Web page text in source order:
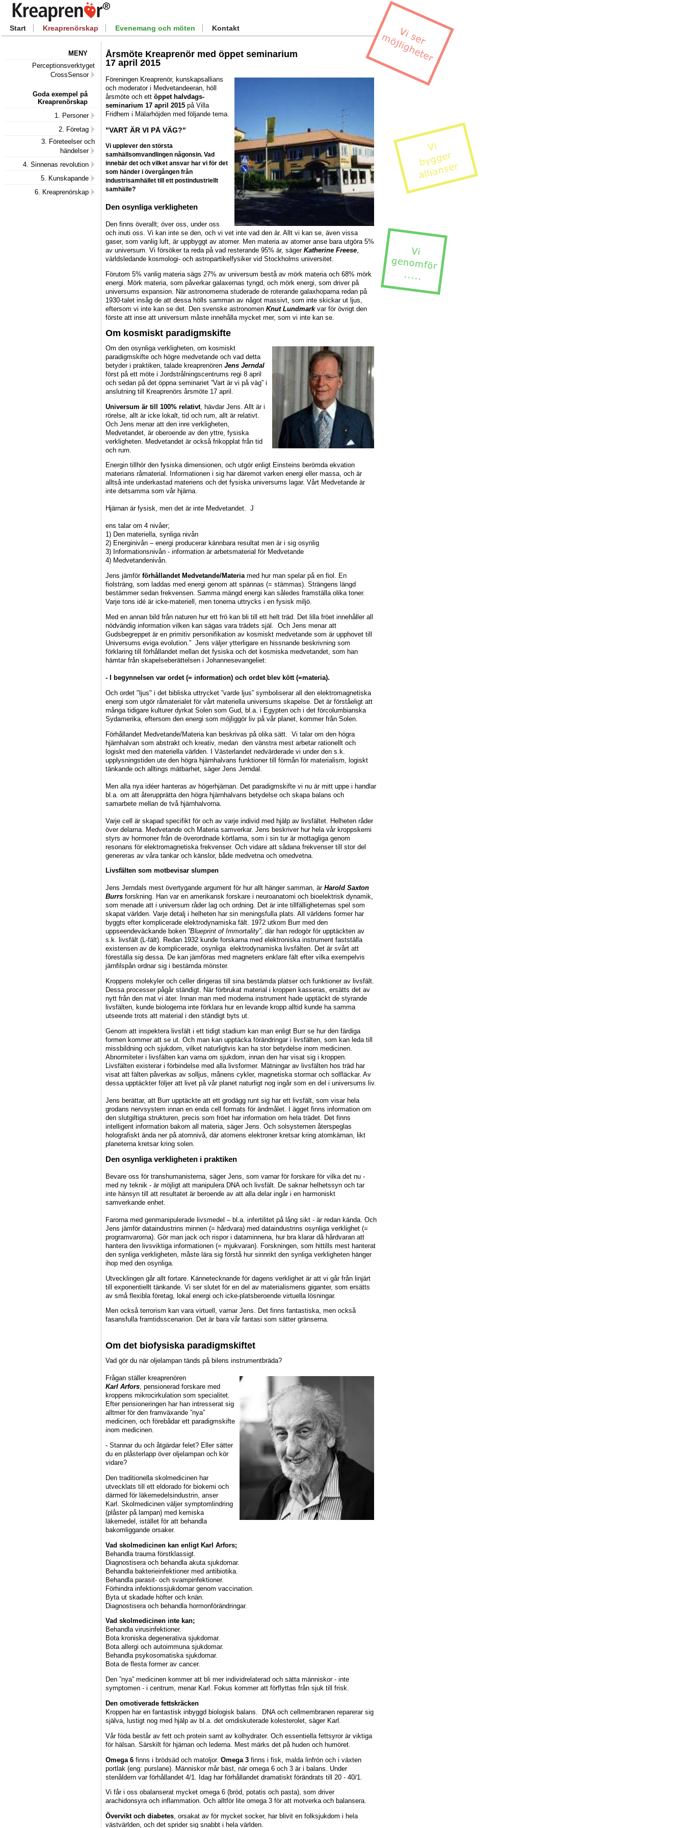
Start Kreaprenörskap Evenemang och möten Kontakt
MENY
Perceptionsverktyget
CrossSensor
Goda exempel på
Kreaprenörskap
1. Personer
2. Företag
3. Företeelser och
händelser
4. Sinnenas revolution
5. Kunskapande
6. Kreaprenörskap
Årsmöte Kreaprenör med öppet seminarium
17 april 2015
Föreningen Kreaprenör, kunskapsallians
och moderator i Medvetandeeran, höll
årsmöte och ett öppet halvdags-
seminarium 17 april 2015 på Villa
Fridhem i Mälarhöjden med följande tema.
"VART ÄR VI PÅ VÄG?"
Vi upplever den största
samhällsomvandlingen någonsin. Vad
innebär det och vilket ansvar har vi för det
som händer i övergången från
industrisamhället till ett postindustriellt
samhälle?
Den osynliga verkligheten
Den finns överallt; över oss, under oss
och inuti oss. Vi kan inte se den, och vi vet inte vad den är. Allt vi kan se, även vissa
gaser, som vanlig luft, är uppbyggt av atomer. Men materia av atomer anse bara utgöra 5%
av universum. Vi försöker ta reda på vad resterande 95% är, säger Katherine Freese,
världsledande kosmologi- och astropartikelfysiker vid Stockholms universitet.
Förutom 5% vanlig materia sägs 27% av universum bestå av mörk materia och 68% mörk
energi. Mörk materia, som påverkar galaxernas tyngd, och mörk energi, som driver på
universums expansion. När astronomerna studerade de roterande galaxhoparna redan på
1930-talet insåg de att dessa hölls samman av något massivt, som inte skickar ut ljus,
eftersom vi inte kan se det. Den svenske astronomen Knut Lundmarkvar för övrigt den
förste att inse att universum måste innehålla mycket mer, som vi inte kan se.
Om kosmiskt paradigmskifte
Om den osynliga verkligheten, om kosmiskt
paradigmskifte och högre medvetande och vad detta
betyder i praktiken, talade kreaprenören Jens Jerndal
först på ett möte i Jordstrålningscentrums regi 8 april
och sedan på det öppna seminariet ”Vart är vi på väg” i
anslutning till Kreaprenörs årsmöte 17 april.
Universum är till 100% relativt, hävdar Jens. Allt är i
rörelse, allt är icke lokalt, tid och rum, allt är relativt.
Och Jens menar att den inre verkligheten,
Medvetandet, är oberoende av den yttre, fysiska
verkligheten. Medvetandet är också frikopplat från tid
och rum.
Energin tillhör den fysiska dimensionen, och utgör enligt Einsteins berömda ekvation
materians råmaterial. Informationen i sig har däremot varken energi eller massa, och är
alltså inte underkastad materiens och det fysiska universums lagar. Vårt Medvetande är
inte detsamma som vår hjärna.
Hjärnan är fysisk, men det är inte Medvetandet. J
ens talar om 4 nivåer;
1) Den materiella, synliga nivån
2) Energinivån – energi producerar kännbara resultat men är i sig osynlig
3) Informationsnivån - information är arbetsmaterial för Medvetande
4) Medvetandenivån.
Jens jämför förhållandet Medvetande/Materiamed hur man spelar på en fiol. En
fiolsträng, som laddas med energi genom att spännas (= stämmas). Strängens längd
bestämmer sedan frekvensen. Samma mängd energi kan således framställa olika toner.
Varje tons idé är icke-materiell, men tonerna uttrycks i en fysisk miljö.
Med en annan bild från naturen hur ett frö kan bli till ett helt träd. Det lilla fröet innehåller all
nödvändig information vilken kan sägas vara trädets själ. Och Jens menar att
Gudsbegreppet är en primitiv personifikation av kosmiskt medvetande som är upphovet till
Universums eviga evolution.” Jens väljer ytterligare en hissnande beskrivning som
förklaring till förhållandet mellan det fysiska och det kosmiska medvetandet, som han
hämtar från skapelseberättelsen i Johannesevangeliet:
- I begynnelsen var ordet (= information) och ordet blev kött (=materia).
Och ordet "ljus" i det bibliska uttrycket ”varde ljus” symboliserar all den elektromagnetiska
energi som utgör råmaterialet för vårt materiella universums skapelse. Det är förståeligt att
många tidigare kulturer dyrkat Solen som Gud, bl.a. i Egypten och i det förcolumbianska
Sydamerika, eftersom den energi som möjliggör liv på vår planet, kommer från Solen.
Förhållandet Medvetande/Materia kan beskrivas på olika sätt. Vi talar om den högra
hjärnhalvan som abstrakt och kreativ, medan den vänstra mest arbetar rationellt och
logiskt med den materiella världen. I Västerlandet nedvärderade vi under den s.k.
upplysningstiden ute den högra hjärnhalvans funktioner till förmån för materialism, logiskt
tänkande och alltings mätbarhet, säger Jens Jerndal.
Men alla nya idéer hanteras av högerhjärnan. Det paradigmskifte vi nu är mitt uppe i handlar
bl.a. om att återupprätta den högra hjärnhalvans betydelse och skapa balans och
samarbete mellan de två hjärnhalvorna.
Varje cell är skapad specifikt för och av varje individ med hjälp av livsfältet. Helheten råder
över delarna. Medvetande och Materia samverkar. Jens beskriver hur hela vår kroppskemi
styrs av hormoner från de överordnade körtlarna, som i sin tur är mottagliga genom
resonans för elektromagnetiska frekvenser. Och vidare att sådana frekvenser till stor del
genereras av våra tankar och känslor, både medvetna och omedvetna.
Livsfälten som motbevisar slumpen
Jens Jerndals mest övertygande argument för hur allt hänger samman, är Harold Saxton
Burrs forskning. Han var en amerikansk forskare i neuroanatomi och bioelektrisk dynamik,
som menade att i universum råder lag och ordning. Det är inte tillfälligheternas spel som
skapat världen. Varje detalj i helheten har sin meningsfulla plats. All världens former har
byggts efter komplicerade elektrodynamiska fält. 1972 utkom Burr med den
uppseendeväckande boken ”Blueprint of Immortality”, där han redogör för upptäckten av
s.k. livsfält (L-fält). Redan 1932 kunde forskarna med elektroniska instrument fastställa
existensen av de komplicerade, osynliga elektrodynamiska livsfälten. Det är svårt att
föreställa sig dessa. De kan jämföras med magneters enklare fält efter vilka exempelvis
järnfilspån ordnar sig i bestämda mönster.
Kroppens molekyler och celler dirigeras till sina bestämda platser och funktioner av livsfält.
Dessa processer pågår ständigt. När förbrukat material i kroppen kasseras, ersätts det av
nytt från den mat vi äter. Innan man med moderna instrument hade upptäckt de styrande
livsfälten, kunde biologerna inte förklara hur en levande kropp alltid kunde ha samma
utseende trots att material i den ständigt byts ut.
Genom att inspektera livsfält i ett tidigt stadium kan man enligt Burr se hur den färdiga
formen kommer att se ut. Och man kan upptäcka förändringar i livsfälten, som kan leda till
missbildning och sjukdom, vilket naturligtvis kan ha stor betydelse inom medicinen.
Abnormiteter i livsfälten kan varna om sjukdom, innan den har visat sig i kroppen.
Livsfälten existerar i förbindelse med alla livsformer. Mätningar av livsfälten hos träd har
visat att fälten påverkas av solljus, månens cykler, magnetiska stormar och solfläckar. Av
dessa upptäckter följer att livet på vår planet naturligt nog ingår som en del i universums liv.
Jens berättar, att Burr upptäckte att ett grodägg runt sig har ett livsfält, som visar hela
grodans nervsystem innan en enda cell formats för ändmålet. I ägget finns information om
den slutgiltiga strukturen, precis som fröet har information om hela trädet. Det finns
intelligent information bakom all materia, säger Jens. Och solsystemen återspeglas
holografiskt ända ner på atomnivå, där atomens elektroner kretsar kring atomkärnan, likt
planeterna kretsar kring solen.
Den osynliga verkligheten i praktiken
Bevare oss för transhumanisterna, säger Jens, som varnar för forskare för vilka det nu -
med ny teknik - är möjligt att manipulera DNA och livsfält. De saknar helhetssyn och tar
inte hänsyn till att resultatet är beroende av att alla delar ingår i en harmoniskt
samverkande enhet.
Farorna med genmanipulerade livsmedel – bl.a. infertilitet på lång sikt - är redan kända. Och
Jens jämför dataindustrins minnen (= hårdvara) med dataindustrins osynliga verklighet (=
programvarorna). Gör man jack och rispor i dataminnena, hur bra klarar då hårdvaran att
hantera den livsviktiga informationen (= mjukvaran). Forskningen, som hittills mest hanterat
den synliga verkligheten, måste lära sig förstå hur sinnrikt den synliga verkligheten hänger
ihop med den osynliga.
Utvecklingen går allt fortare. Kännetecknande för dagens verklighet är att vi går från linjärt
till exponentiellt tänkande. Vi ser slutet för en del av materialismens giganter, som ersätts
av små flexibla företag, lokal energi och icke-platsberoende virtuella lösningar.
Men också terrorism kan vara virtuell, varnar Jens. Det finns fantastiska, men också
fasansfulla framtidsscenarion. Det är bara vår fantasi som sätter gränserna.
Om det biofysiska paradigmskiftet
Vad gör du när oljelampan tänds på bilens instrumentbräda?
Frågan ställer kreaprenören
Karl Arfors, pensionerad forskare med
kroppens mikrocirkulation som specialitet.
Efter pensioneringen har han intresserat sig
alltmer för den framväxande ”nya”
medicinen, och förebådar ett paradigmskifte
inom medicinen.
- Stannar du och åtgärdar felet? Eller sätter
du en plåsterlapp över oljelampan och kör
vidare?
Den traditionella skolmedicinen har
utvecklats till ett eldorado för biokemi och
därmed för läkemedelsindustrin, anser
Karl. Skolmedicinen väljer symptomlindring
(plåster på lampan) med kemiska
läkemedel, istället för att behandla
bakomliggande orsaker.
Vad skolmedicinen kan enligt Karl Arfors;
Behandla trauma förstklassigt.
Diagnostisera och behandla akuta sjukdomar.
Behandla bakterieinfektioner med antibiotika.
Behandla parasit- och svampinfektioner.
Förhindra infektionssjukdomar genom vaccination.
Byta ut skadade höfter och knän.
Diagnostisera och behandla hormonförändringar.
Vad skolmedicinen inte kan;
Behandla virusinfektioner.
Bota kroniska degenerativa sjukdomar.
Bota allergi och autoimmuna sjukdomar.
Behandla psykosomatiska sjukdomar.
Bota de flesta former av cancer.
Den ”nya” medicinen kommer att bli mer individrelaterad och sätta människor - inte
symptomen - i centrum, menar Karl. Fokus kommer att förflyttas från sjuk till frisk.
Den omotiverade fettskräcken
Kroppen har en fantastisk inbyggd biologisk balans. DNA och cellmembranen reparerar sig
själva, lustigt nog med hjälp av bl.a. det omdiskuterade kolesterolet, säger Karl.
Vår föda består av fett och protein samt av kolhydrater. Och essentiella fettsyror är viktiga
för hälsan. Särskilt för hjärnan och lederna. Mest märks det på huden och humöret.
Omega 6 finns i brödsäd och matoljor. Omega 3 finns i fisk, malda linfrön och i växten
portlak (eng: purslane). Människor mår bäst, när omega 6 och 3 är i balans. Under
stenåldern var förhållandet 4/1. Idag har förhållandet dramatiskt förändrats till 20 - 40/1.
Vi får i oss obalanserat mycket omega 6 (bröd, potatis och pasta), som driver
arachidonsyra och inflammation. Och alltför lite omega 3 för att motverka och balansera.
Övervikt och diabetes, orsakat av för mycket socker, har blivit en folksjukdom i hela
västvärlden, och det sprider sig snabbt i hela världen.